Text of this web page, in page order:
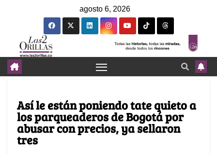
agosto 6, 2026
Así le están poniendo tate quieto a
los parqueaderos de Bogotá por
abusar con precios, ya sellaron
tres